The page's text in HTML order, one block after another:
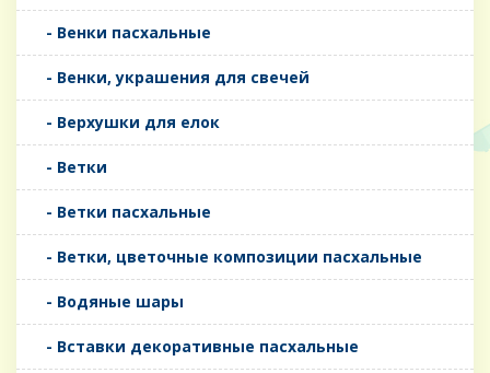
- Венки пасхальные
- Венки, украшения для свечей
- Верхушки для елок
- Ветки
- Ветки пасхальные
- Ветки, цветочные композиции пасхальные
- Водяные шары
- Вставки декоративные пасхальные